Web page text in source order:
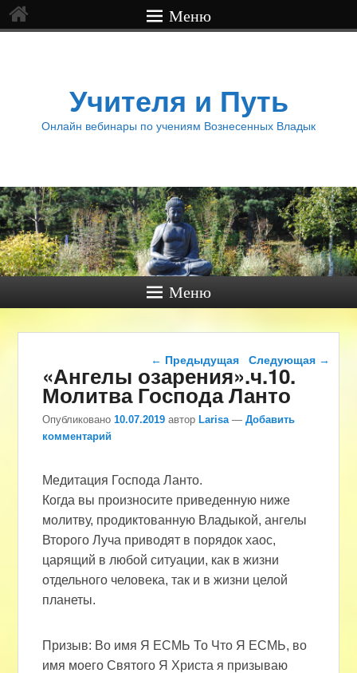
Меню
Учителя и Путь
Онлайн вебинары по учениям Вознесенных Владык
Меню
Навигация по записям
← Предыдущая Следующая →
«Ангелы озарения».ч.10.
Молитва Господа Ланто
Опубликовано10.07.2019 авторLarisa —Добавить
комментарий
Медитация Господа Ланто.
Когда вы произносите приведенную ниже
молитву, продиктованную Владыкой, ангелы
Второго Луча приводят в порядок хаос,
царящий в любой ситуации, как в жизни
отдельного человека, так и в жизни целой
планеты.
Призыв: Во имя Я ЕСМЬ То Что Я ЕСМЬ, во
имя моего Святого Я Христа я призываю